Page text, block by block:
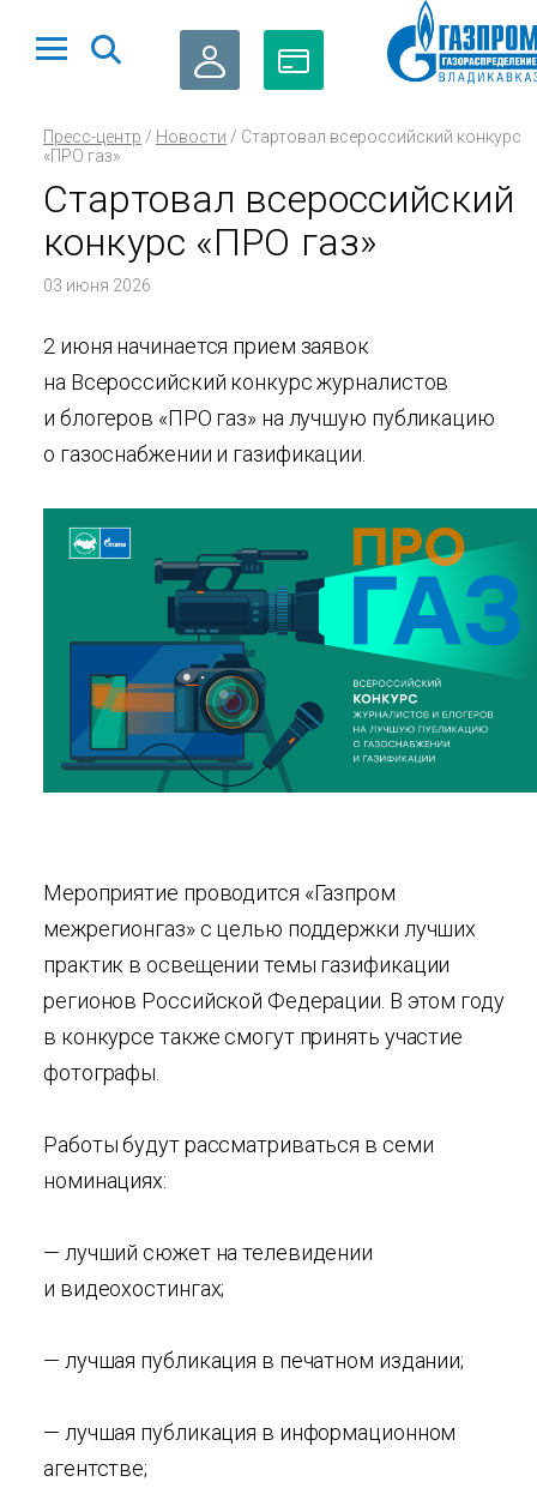
Пресс-центр / Новости / Стартовал всероссийский конкурс
«ПРО газ»
Стартовал всероссийский
конкурс «ПРО газ»
03 июня 2026
2 июня начинается прием заявок
на Всероссийский конкурс журналистов
и блогеров «ПРО газ» на лучшую публикацию
о газоснабжении и газификации.
Мероприятие проводится «Газпром
межрегионгаз» с целью поддержки лучших
практик в освещении темы газификации
регионов Российской Федерации. В этом году
в конкурсе также смогут принять участие
фотографы.
Работы будут рассматриваться в семи
номинациях:
— лучший сюжет на телевидении
и видеохостингах;
— лучшая публикация в печатном издании;
— лучшая публикация в информационном
агентстве;